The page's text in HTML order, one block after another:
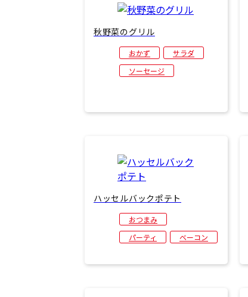
秋野菜のグリル
おかず
サラダ
ソーセージ
ハッセルバックポテト
おつまみ
パーティ
ベーコン